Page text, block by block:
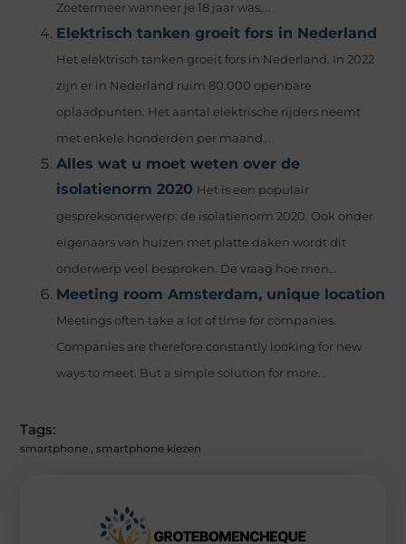
Zoetermeer wanneer je 18 jaar was,...
Elektrisch tanken groeit fors in Nederland
Het elektrisch tanken groeit fors in Nederland. In 2022
zijn er in Nederland ruim 80.000 openbare
oplaadpunten. Het aantal elektrische rijders neemt
met enkele honderden per maand...
Alles wat u moet weten over de
isolatienorm 2020 Het is een populair
gespreksonderwerp: de isolatienorm 2020. Ook onder
eigenaars van huizen met platte daken wordt dit
onderwerp veel besproken. De vraag hoe men...
Meeting room Amsterdam, unique location
Meetings often take a lot of time for companies.
Companies are therefore constantly looking for new
ways to meet. But a simple solution for more...
Tags:
smartphone ,smartphone kiezen